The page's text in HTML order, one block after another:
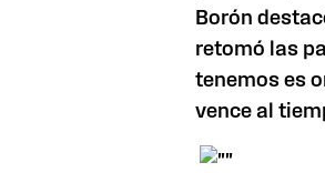
Borón
retomó las
tenemos es
vence al